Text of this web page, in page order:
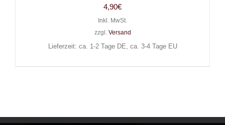
4,90€
Inkl. MwSt.
zzgl. Versand
Lieferzeit: ca. 1-2 Tage DE, ca. 3-4 Tage EU